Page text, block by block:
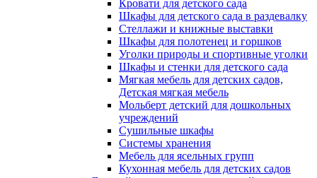
Кровати для детского сада
Шкафы для детского сада в раздевалку
Стеллажи и книжные выставки
Шкафы для полотенец и горшков
Уголки природы и спортивные уголки
Шкафы и стенки для детского сада
Мягкая мебель для детских садов,
Детская мягкая мебель
Мольберт детский для дошкольных
учреждений
Сушильные шкафы
Системы хранения
Мебель для ясельных групп
Кухонная мебель для детских садов